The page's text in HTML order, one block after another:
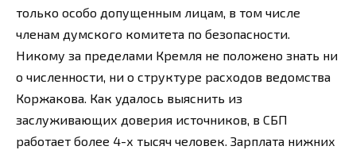
только особо допущенным лицам, в том числе
членам думского комитета по безопасности.
Никому за пределами Кремля не положено знать ни
о численности, ни о структуре расходов ведомства
Коржакова. Как удалось выяснить из
заслуживающих доверия источников, в СБП
работает более 4-х тысяч человек. Зарплата нижних